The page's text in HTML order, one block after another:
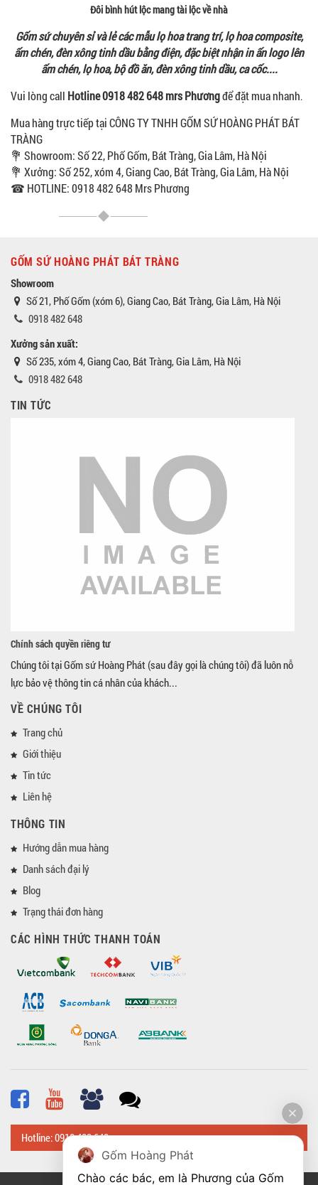
Đôi bình hút lộc mang tài lộc về nhà
Gốm sứ chuyên sỉ và lẻ các mẫu lọ hoa trang trí, lọ hoa composite,
ấm chén, đèn xông tinh dầu bằng điện, đặc biệt nhận in ấn logo lên
ấm chén, lọ hoa, bộ đồ ăn, đèn xông tinh dầu, ca cốc....
Vui lòng call Hotline 0918 482 648 mrs Phươngđể đặt mua nhanh.
Mua hàng trực tiếp tại CÔNG TY TNHH GỐM SỨ HOÀNG PHÁT BÁT
TRÀNG
💐 Showroom: Số 22, Phố Gốm, Bát Tràng, Gia Lâm, Hà Nội
💐 Xưởng: Số 252, xóm 4, Giang Cao, Bát Tràng, Gia Lâm, Hà Nội
☎ HOTLINE: 0918 482 648 Mrs Phương
GỐM SỨ HOÀNG PHÁT BÁT TRÀNG
Showroom
Số 21, Phố Gốm (xóm 6), Giang Cao, Bát Tràng, Gia Lâm, Hà Nội
0918 482 648
Xưởng sản xuất:
Số 235, xóm 4, Giang Cao, Bát Tràng, Gia Lâm, Hà Nội
0918 482 648
TIN TỨC
Chính sách quyền riêng tư
Chúng tôi tại Gốm sứ Hoàng Phát (sau đây gọi là chúng tôi) đã luôn nỗ
lực bảo vệ thông tin cá nhân của khách...
VỀ CHÚNG TÔI
Trang chủ
Giới thiệu
Tin tức
Liên hệ
THÔNG TIN
Hướng dẫn mua hàng
Danh sách đại lý
Blog
Trạng thái đơn hàng
CÁC HÌNH THỨC THANH TOÁN
Hotline: 0918 482 648
Gốm Hoàng Phát
Chào các bác, em là Phương của Gốm